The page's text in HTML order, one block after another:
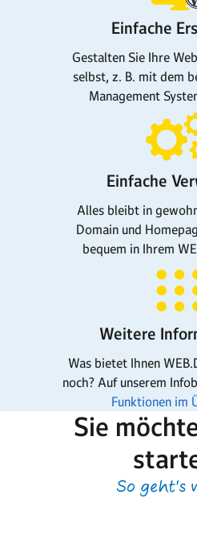
Einfache
Gestalten Sie Ihre
selbst, z. B. mit dem
Management
Einfache
Alles bleibt in
Domain und
bequem in Ihrem
Weitere
Was bietet Ihnen
noch? Auf unserem
Funktionen im
Sie
So geht's